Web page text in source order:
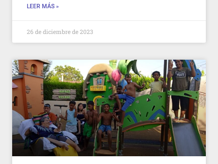
LEER MÁS »
26 de diciembre de 2023